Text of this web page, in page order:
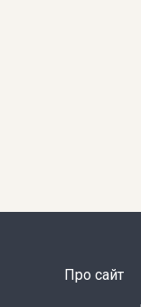
Про сайт